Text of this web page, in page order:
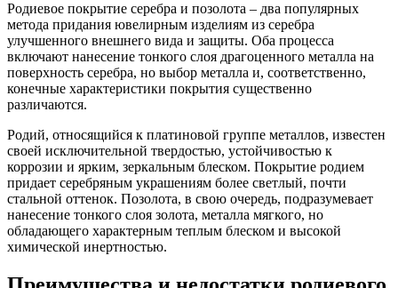
Родиевое покрытие серебра и позолота – два популярных
метода придания ювелирным изделиям из серебра
улучшенного внешнего вида и защиты. Оба процесса
включают нанесение тонкого слоя драгоценного металла на
поверхность серебра, но выбор металла и, соответственно,
конечные характеристики покрытия существенно
различаются.
Родий, относящийся к платиновой группе металлов, известен
своей исключительной твердостью, устойчивостью к
коррозии и ярким, зеркальным блеском. Покрытие родием
придает серебряным украшениям более светлый, почти
стальной оттенок. Позолота, в свою очередь, подразумевает
нанесение тонкого слоя золота, металла мягкого, но
обладающего характерным теплым блеском и высокой
химической инертностью.